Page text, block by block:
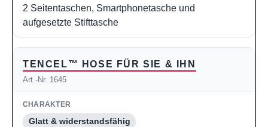
2 Seitentaschen, Smartphonetasche und
aufgesetzte Stifttasche
TENCEL™ HOSE FÜR SIE & IHN
Art.-Nr. 1645
Glatt & widerstandsfähig